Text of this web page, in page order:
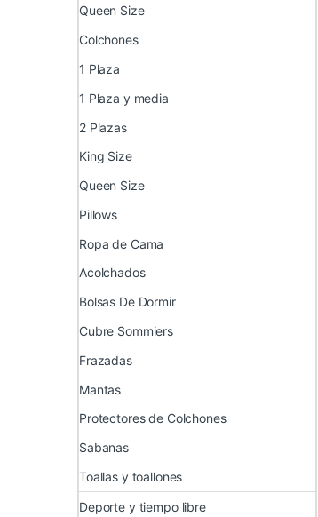
Queen Size
Colchones
1 Plaza
1 Plaza y media
2 Plazas
King Size
Queen Size
Pillows
Ropa de Cama
Acolchados
Bolsas De Dormir
Cubre Sommiers
Frazadas
Mantas
Protectores de Colchones
Sabanas
Toallas y toallones
Deporte y tiempo libre